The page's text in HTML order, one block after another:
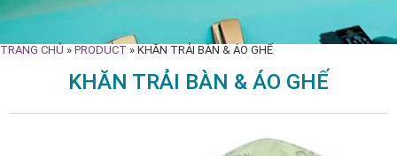
TRANG CHỦ » PRODUCT » KHĂN TRẢI BÀN & ÁO GHẾ
KHĂN TRẢI BÀN & ÁO GHẾ